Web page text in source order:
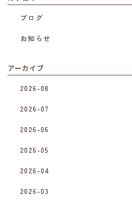
ブログ
お知らせ
アーカイブ
2026-08
2026-07
2026-06
2026-05
2026-04
2026-03